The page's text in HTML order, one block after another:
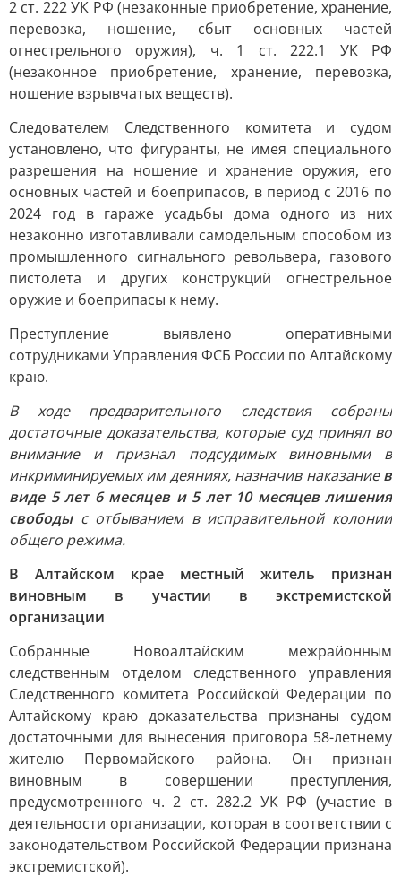
2 ст. 222 УК РФ (незаконные приобретение, хранение,
перевозка, ношение, сбыт основных частей
огнестрельного оружия), ч. 1 ст. 222.1 УК РФ
(незаконное приобретение, хранение, перевозка,
ношение взрывчатых веществ).
Следователем Следственного комитета и судом
установлено, что фигуранты, не имея специального
разрешения на ношение и хранение оружия, его
основных частей и боеприпасов, в период с 2016 по
2024 год в гараже усадьбы дома одного из них
незаконно изготавливали самодельным способом из
промышленного сигнального револьвера, газового
пистолета и других конструкций огнестрельное
оружие и боеприпасы к нему.
Преступление выявлено оперативными
сотрудниками Управления ФСБ России по Алтайскому
краю.
В ходе предварительного следствия собраны
достаточные доказательства, которые суд принял во
внимание и признал подсудимых виновными в
инкриминируемых им деяниях, назначив наказаниев
виде 5 лет 6 месяцев и 5 лет 10 месяцев лишения
свободыс отбыванием в исправительной колонии
общего режима.
В Алтайском крае местный житель признан
виновным в участии в экстремистской
организации
Собранные Новоалтайским межрайонным
следственным отделом следственного управления
Следственного комитета Российской Федерации по
Алтайскому краю доказательства признаны судом
достаточными для вынесения приговора 58-летнему
жителю Первомайского района. Он признан
виновным в совершении преступления,
предусмотренного ч. 2 ст. 282.2 УК РФ (участие в
деятельности организации, которая в соответствии с
законодательством Российской Федерации признана
экстремистской).